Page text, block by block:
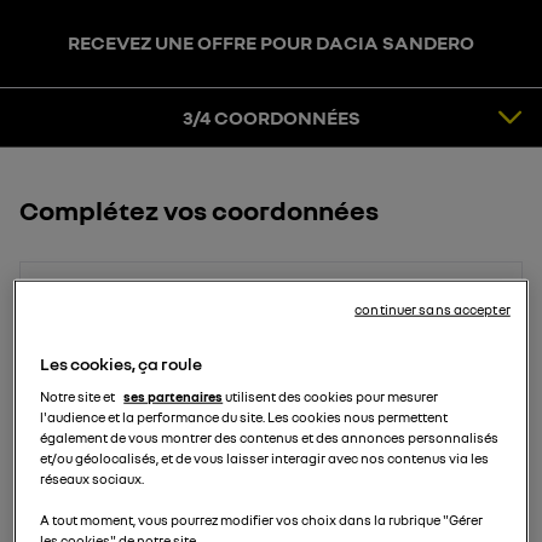
RECEVEZ UNE OFFRE POUR DACIA SANDERO
3/4 COORDONNÉES
COORDONNÉES
CONFIRMATION
Complétez vos coordonnées
Nom
Email
Les cookies, ça roule
Notre site et ses partenairesutilisent des cookies pour mesurer
l'audience et la performance du site. Les cookies nous permettent
également de vous montrer des contenus et des annonces personnalisés
et/ou géolocalisés, et de vous laisser interagir avec nos contenus via les
réseaux sociaux.
A tout moment, vous pourrez modifier vos choix dans la rubrique "Gérer
continuer sans accepter